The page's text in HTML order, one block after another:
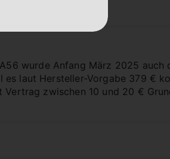
wurde Anfang März 2025 auch
es laut Hersteller-Vorgabe 379 €
zwischen 10 und 20 €